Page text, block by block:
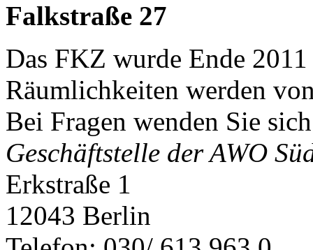
Falkstraße 27
Das FKZ wurde Ende
Räumlichkeiten werden
Bei Fragen wenden Sie
Geschäftstelle der AWO
Erkstraße 1
12043 Berlin